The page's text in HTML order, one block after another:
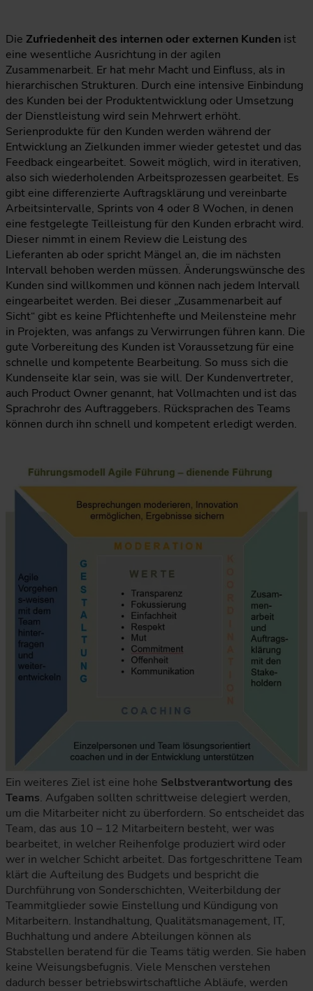
Die Zufriedenheit des internen oder externen Kunden ist
eine wesentliche Ausrichtung in der agilen
Zusammenarbeit. Er hat mehr Macht und Einfluss, als in
hierarchischen Strukturen. Durch eine intensive Einbindung
des Kunden bei der Produktentwicklung oder Umsetzung
der Dienstleistung wird sein Mehrwert erhöht.
Serienprodukte für den Kunden werden während der
Entwicklung an Zielkunden immer wieder getestet und das
Feedback eingearbeitet. Soweit möglich, wird in iterativen,
also sich wiederholenden Arbeitsprozessen gearbeitet. Es
gibt eine differenzierte Auftragsklärung und vereinbarte
Arbeitsintervalle, Sprints von 4 oder 8 Wochen, in denen
eine festgelegte Teilleistung für den Kunden erbracht wird.
Dieser nimmt in einem Review die Leistung des
Lieferanten ab oder spricht Mängel an, die im nächsten
Intervall behoben werden müssen. Änderungswünsche des
Kunden sind willkommen und können nach jedem Intervall
eingearbeitet werden. Bei dieser „Zusammenarbeit auf
Sicht“ gibt es keine Pflichtenhefte und Meilensteine mehr
in Projekten, was anfangs zu Verwirrungen führen kann. Die
gute Vorbereitung des Kunden ist Voraussetzung für eine
schnelle und kompetente Bearbeitung. So muss sich die
Kundenseite klar sein, was sie will. Der Kundenvertreter,
auch Product Owner genannt, hat Vollmachten und ist das
Sprachrohr des Auftraggebers. Rücksprachen des Teams
können durch ihn schnell und kompetent erledigt werden.
Ein weiteres Ziel ist eine hohe Selbstverantwortung des
Teams. Aufgaben sollten schrittweise delegiert werden,
um die Mitarbeiter nicht zu überfordern. So entscheidet das
Team, das aus 10 – 12 Mitarbeitern besteht, wer was
bearbeitet, in welcher Reihenfolge produziert wird oder
wer in welcher Schicht arbeitet. Das fortgeschrittene Team
klärt die Aufteilung des Budgets und bespricht die
Durchführung von Sonderschichten, Weiterbildung der
Teammitglieder sowie Einstellung und Kündigung von
Mitarbeitern. Instandhaltung, Qualitätsmanagement, IT,
Buchhaltung und andere Abteilungen können als
Stabstellen beratend für die Teams tätig werden. Sie haben
keine Weisungsbefugnis. Viele Menschen verstehen
dadurch besser betriebswirtschaftliche Abläufe, werden